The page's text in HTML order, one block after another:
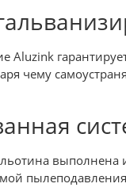
Aluzink
чему